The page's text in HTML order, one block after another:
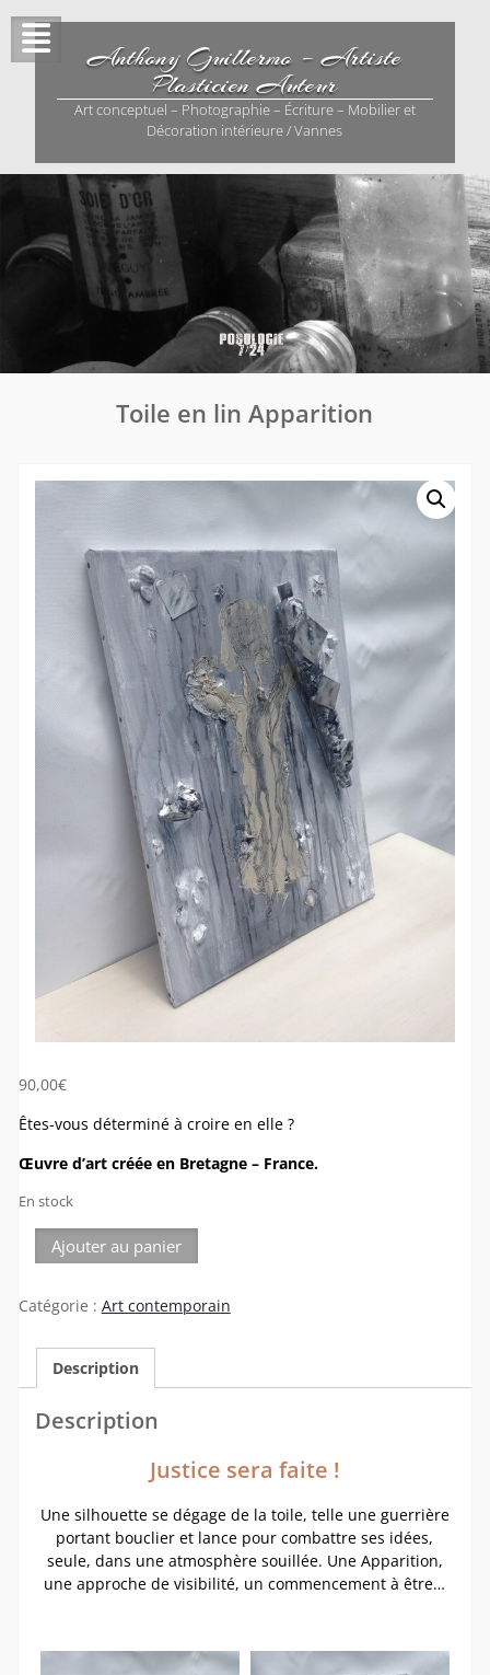
content
Anthony Guillermo – Artiste
Plasticien Auteur
Art conceptuel – Photographie – Écriture – Mobilier et
Décoration intérieure / Vannes
Toile en lin Apparition
90,00€
Êtes-vous déterminé à croire en elle ?
Œuvre d’artcréée en Bretagne – France.
En stock
quantité
de
en
Apparition
Ajouter au panier
Catégorie : Art contemporain
Description
Description
Justice sera faite !
Une silhouette se dégage de la toile, telle une guerrière
portant bouclier et lance pour combattre ses idées,
seule, dans une atmosphère souillée. Une Apparition,
une approche de visibilité, un commencement à être…